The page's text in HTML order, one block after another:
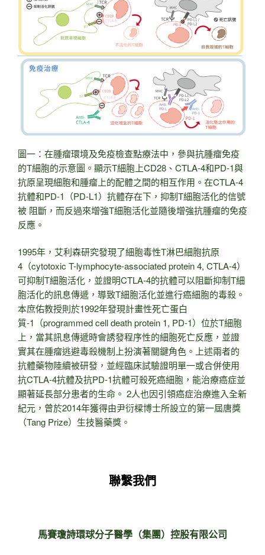
圖一：在腫瘤環境及免疫檢查點療法中，參與抗腫瘤免疫
的T細胞的示意圖。顯示T細胞上CD28、CTLA-4和PD-1與
抗原呈現細胞和腫瘤上的配體之間的相互作用。在CTLA-4
抗體和PD-1（PD-L1）抗體存在下，抑制T細胞活化的信號
被 阻斷，而反過來增強T細胞活化並隨後增強抗腫瘤的免疫
反應。
1995年，艾利森研究發現了細胞毒性T淋巴細胞抗原
4（cytotoxic T-lymphocyte-associated protein 4, CTLA-4）
可抑制T細胞活化，並證明CTLA-4的抗體可以阻斷抑制T細
胞活化的訊息傳遞，導致T細胞活化並進行癌細胞的毒殺。
本庶佑教授則於1992年發現計畫性死亡蛋白
質-1（programmed cell death protein 1, PD-1）位於T細胞
上，當其訊息傳遞時會誘發程序性的細胞死亡反應，並證
實其在腫瘤逃避毒殺機制上扮演著關鍵角色。上述兩者的
抗體藥物陸續被研發，並經臨床試驗證明單一或合併使用
抗CTLA-4抗體及抗PD-1抗體可殺死癌細胞，能治療癌症並
顯著延長部分患者的生命。 2人也因引領癌症治療進入全新
紀元，曾於2014年獲得由尹衍樑博士所設立的第一屆唐獎
（Tang Prize）生技醫藥獎。
聯繫我們
馬賽瓊詩環球分子醫學（集團）控股有限公司